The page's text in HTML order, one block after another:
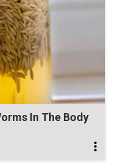
In The Body